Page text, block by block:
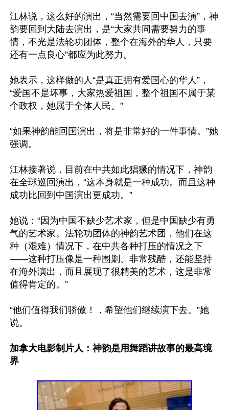
江林说，这么好的演出，“当然需要回中国去演”，神
韵要回到大陆去演出，是“大家共同需要努力的事
情，不光是法轮功团体，整个在海外的华人，只要
还有一点良心”都应为此努力。
她表示，这样做的人“是真正拥有爱国心的华人”，
“爱国不是坏事，大家热爱祖国，整个祖国不属于某
个政权，她属于全体人民。”
“如果神韵能回国演出，将是非常好的一件事情。”她
强调。
江林接著说，目前在中共如此猖獗的情况下，神韵
在全球巡回演出，“这本身就是一种成功。而且这种
成功比回到中国演出更成功。”
她说：“因为中国不缺少艺术家，但是中国缺少有勇
气的艺术家。法轮功团体的神韵艺术团，他们在这
种（艰难）情况下，在中共各种打压的情况之下
——这种打压像是一种围剿、非常残酷，还能坚持
在海外演出，而且展现了很精美的艺术，这是非常
值得肯定的。”
“他们值得我们骄傲！，希望他们继续演下去。”她
说。
加拿大电影制片人：神韵是用舞蹈讲故事的最高境
界